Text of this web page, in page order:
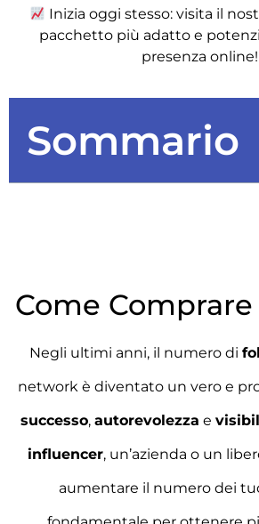
Inizia oggi stesso: visita il
pacchetto più adatto e
presenza online!
Sommario
Come
Negli ultimi anni, il numero di
network è diventato un vero e
successo, autorevolezza e
influencer, un’azienda o un
aumentare il numero dei